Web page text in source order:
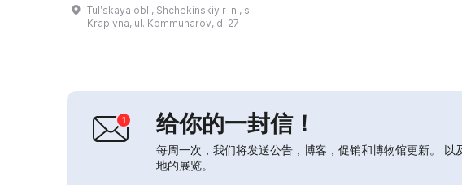
列维坦等。现代艺术展厅向观众展示康
恰洛夫斯基及其来自“Бубновый
·夏加尔的画作《在驿站》（На полу...
Tulʹskaya obl., Shchekinskiy r-n., s.
Krapivna, ul. Kommunarov, d. 27
给你的一封信！
每周一次，我们将发送公告，博客，促销和博物馆更新。 以
地的展览。